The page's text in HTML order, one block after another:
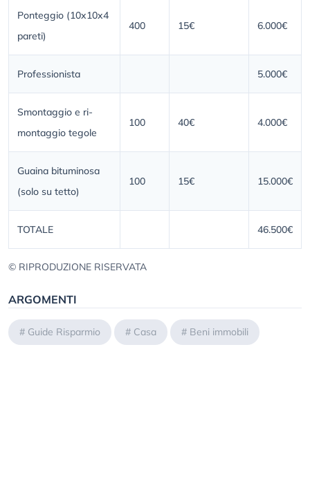
Ponteggio (10x10x4
pareti)
400 15€ 6.000€
Professionista 5.000€
Smontaggio e ri-
montaggio tegole
100 40€ 4.000€
Guaina bituminosa
(solo su tetto)
100 15€ 15.000€
TOTALE 46.500€
© RIPRODUZIONE RISERVATA
ARGOMENTI
# Guide Risparmio # Casa # Beni immobili